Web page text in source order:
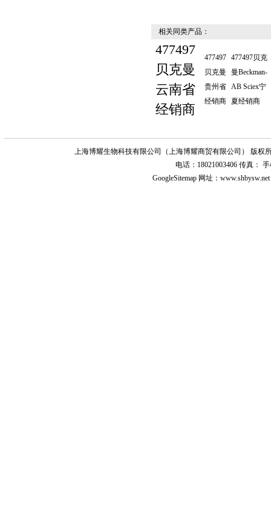
相关同类产品：
477497
贝克曼
云南省
经销商
477497
贝克曼
贵州省
经销商
477497贝克
曼Beckman-
AB Sciex宁
夏经销商
上海博耀生物科技有限公司（上海博耀商贸有限公司） 版权
电话：18021003406 传真：
GoogleSitemap 网址：